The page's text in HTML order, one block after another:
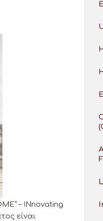
– INnovating
είναι